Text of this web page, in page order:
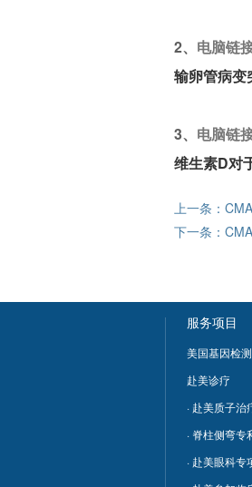
2、 电脑链
输卵管病变
3、 电脑链
维生素D对
上一条：
下一条：
服务项目
美国基因检测
赴美诊疗
· 赴美质子治
· 脊柱侧弯专
· 赴美眼科专